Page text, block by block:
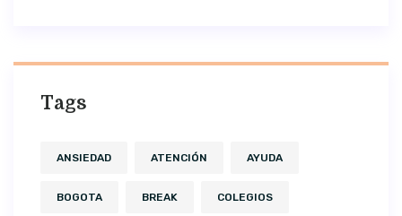
Tags
ANSIEDAD ATENCIÓN AYUDA
BOGOTA BREAK COLEGIOS